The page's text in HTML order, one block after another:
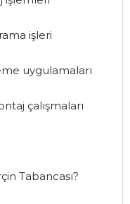
işleri
uygulamaları
çalışmaları
Tabancası?